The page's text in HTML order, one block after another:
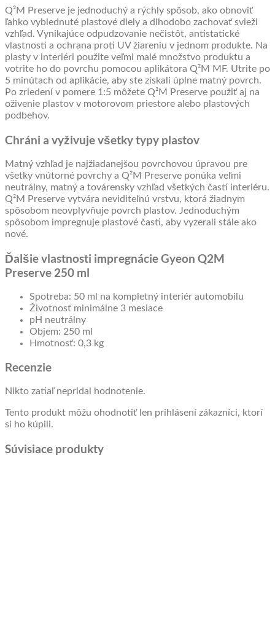
250
ml
Q²M Preserve je jednoduchý a rýchly spôsob, ako obnoviť
ľahko vyblednuté plastové diely a dlhodobo zachovať svieži
vzhľad. Vynikajúce odpudzovanie nečistôt, antistatické
vlastnosti a ochrana proti UV žiareniu v jednom produkte. Na
plasty v interiéri použite veľmi malé množstvo produktu a
votrite ho do povrchu pomocou aplikátora Q²M MF. Utrite po
5 minútach od aplikácie, aby ste získali úplne matný povrch.
Po zriedení v pomere 1:5 môžete Q²M Preserve použiť aj na
oživenie plastov v motorovom priestore alebo plastových
podbehov.
Chráni a vyživuje všetky typy plastov
Matný vzhľad je najžiadanejšou povrchovou úpravou pre
všetky vnútorné povrchy a Q²M Preserve ponúka veľmi
neutrálny, matný a továrensky vzhľad všetkých častí interiéru.
Q²M Preserve vytvára neviditeľnú vrstvu, ktorá žiadnym
spôsobom neovplyvňuje povrch plastov. Jednoduchým
spôsobom impregnuje plastové časti, aby vyzerali stále ako
nové.
Ďalšie vlastnosti impregnácie Gyeon Q2M
Preserve 250 ml
Spotreba: 50 ml na kompletný interiér automobilu
Životnosť minimálne 3 mesiace
pH neutrálny
Objem: 250 ml
Hmotnosť: 0,3 kg
Recenzie
Nikto zatiaľ nepridal hodnotenie.
Tento produkt môžu ohodnotiť len prihlásení zákazníci, ktorí
si ho kúpili.
Súvisiace produkty